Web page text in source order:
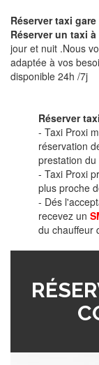
Réserver taxi
Réserver un taxi
jour et nuit .Nous
adaptée à vos
disponible 24h /7j
Réserver
- Taxi Proxi
réservation
prestation
- Taxi Proxi
plus proche
- Dés
recevez un
du chauffeur